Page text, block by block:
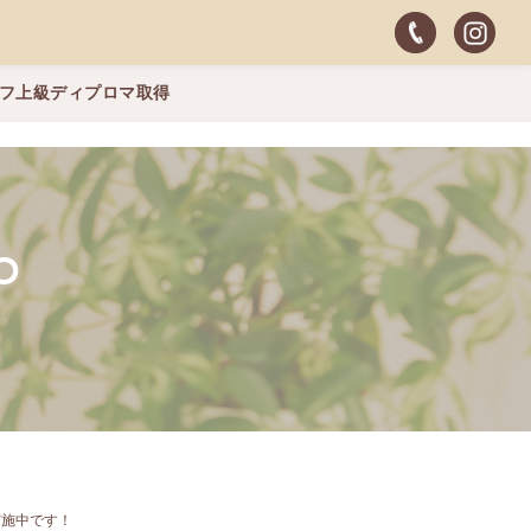
上級ディプロマ取得
中です！